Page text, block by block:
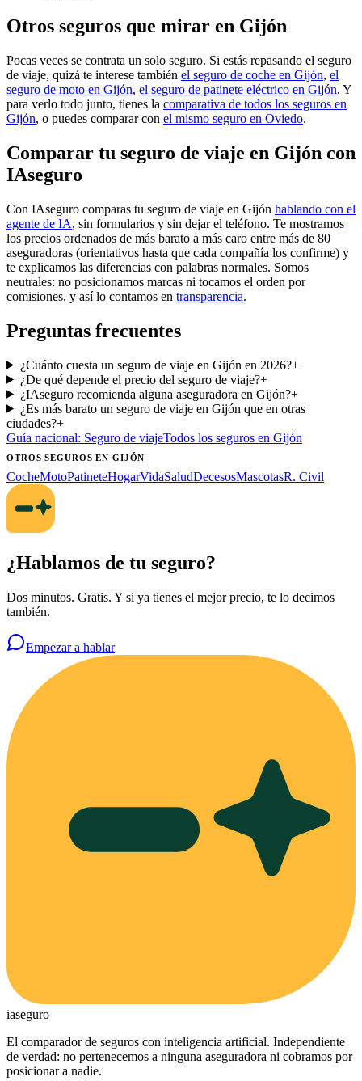
Otros seguros que mirar en Gijón
Pocas veces se contrata un solo seguro. Si estás repasando el seguro
de viaje, quizá te interese también el seguro de coche en Gijón, el
seguro de moto en Gijón, el seguro de patinete eléctrico en Gijón. Y
para verlo todo junto, tienes la comparativa de todos los seguros en
Gijón, o puedes comparar con el mismo seguro en Oviedo.
Comparar tu seguro de viaje en Gijón con
IAseguro
Con IAseguro comparas tu seguro de viaje en Gijón hablando con el
agente de IA, sin formularios y sin dejar el teléfono. Te mostramos
los precios ordenados de más barato a más caro entre más de 80
aseguradoras (orientativos hasta que cada compañía los confirme) y
te explicamos las diferencias con palabras normales. Somos
neutrales: no posicionamos marcas ni tocamos el orden por
comisiones, y así lo contamos en transparencia.
Preguntas frecuentes
¿Cuánto cuesta un seguro de viaje en Gijón en 2026?+
¿De qué depende el precio del seguro de viaje?+
¿IAseguro recomienda alguna aseguradora en Gijón?+
¿Es más barato un seguro de viaje en Gijón que en otras
ciudades?+
Guía nacional: Seguro de viajeTodos los seguros en Gijón
OTROS SEGUROSEN GIJÓN
CocheMotoPatineteHogarVidaSaludDecesosMascotasR. Civil
¿Hablamos de tu seguro?
Dos minutos. Gratis. Y si ya tienes el mejor precio, te lo decimos
también.
Empezar a hablar
iaseguro
El comparador de seguros con inteligencia artificial. Independiente
de verdad: no pertenecemos a ninguna aseguradora ni cobramos por
posicionar a nadie.